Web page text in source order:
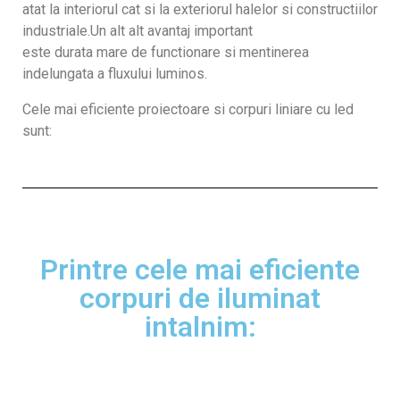
atat la interiorul cat si la exteriorul halelor si constructiilor
industriale.Un alt alt avantaj important
este durata mare de functionare si mentinerea
indelungata a fluxului luminos.
Cele mai eficiente proiectoare si corpuri liniare cu led
sunt:
Printre cele mai eficiente
corpuri de iluminat
intalnim: